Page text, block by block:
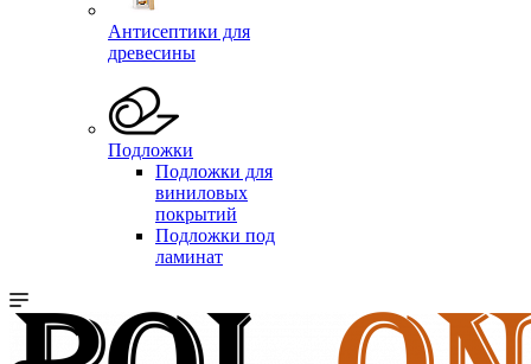
Антисептики для
древесины
Подложки
Подложки для
виниловых
покрытий
Подложки под
ламинат